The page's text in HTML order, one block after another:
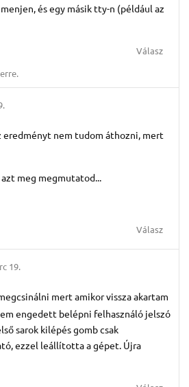
és egy másik tty-n (például az
Válasz
eredményt nem tudom áthozni, mert
meg megmutatod...
Válasz
19.
mert amikor vissza akartam
engedett belépni felhasználó jelszó
sarok kilépés gomb csak
ezzel leállította a gépet. Újra